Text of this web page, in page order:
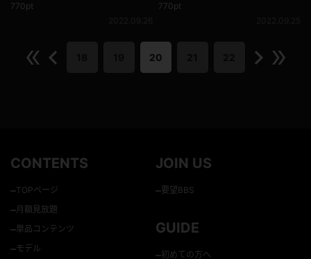
770pt
770pt
20
CONTENTS
–TOPページ
–月額見放題
–単品コンテンツ
–モデル
JOIN US
–要望BBS
GUIDE
–初めての方へ